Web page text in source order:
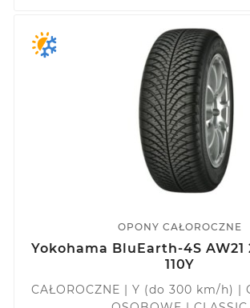
OPONY CAŁOROCZNE
Yokohama BluEarth-4S AW21
110Y
CAŁOROCZNE | Y (do 300 km/h) |